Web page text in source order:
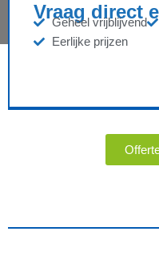
Vraag direct
Geheel vrijblijvend
Eerlijke prijzen